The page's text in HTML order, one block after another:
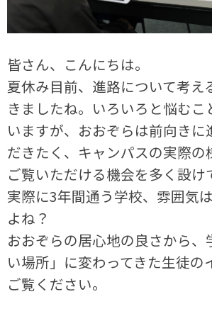
皆さん、こんにちは。
夏休み目前、進路について考え
きましたね。いろいろと悩むこ
いますが、おおぞらは前向きに
だきたく、キャンパスの実際の
ご覧いただける機会を多く設け
実際に3年間通う学校、雰囲気
よね？
おおぞらの居心地の良さから、
い場所」に変わってきた生徒の
ご覧ください。